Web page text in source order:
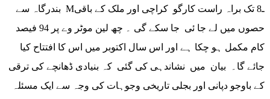
بندرگاہ سے Mـ8 تک براہ راست کارگو کراچی اور ملک کے باقی
حصوں میں لے جا ئی جا سکے گی ۔ چھ لین موٹر وے پر 94 فیصد
کام مکمل ہو چکا ہے اور اس سال اکتوبر میں اس کا افتتاح کیا
جائے گا۔ بیان میں نشاندہی کی گئی کہ بنیادی ڈھانچے کی ترقی
کے باوجو دپانی اور بجلی تاریخی وجوہات کی وجہ سے ایک مسئلہ